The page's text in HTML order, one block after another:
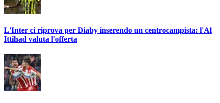
L'Inter ci riprova per Diaby inserendo un centrocampista: l'Al
Ittihad valuta l'offerta